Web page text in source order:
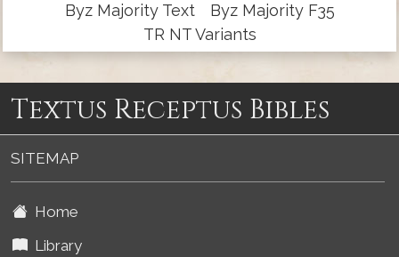
Byz Majority Text
Byz Majority F35
TR NT Variants
Textus Receptus Bibles
SITEMAP
Home
Library